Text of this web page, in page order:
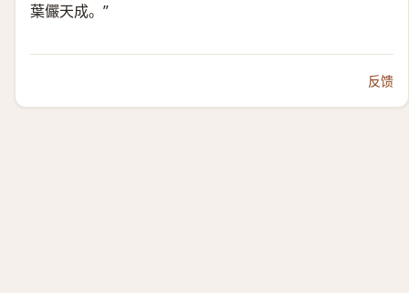
葉儼天成。”
反馈